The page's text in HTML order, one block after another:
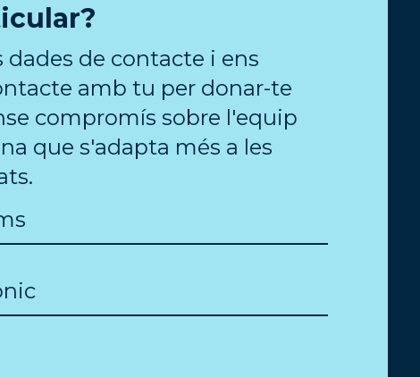
dades de contacte i ens
amb tu per donar-te
compromís sobre l'equip
que s'adapta més a les